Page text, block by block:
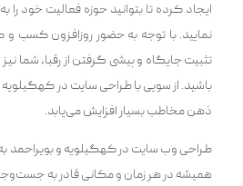
ایجاد کرده تا بتوانید حوزه فعالیت خود را
نمایید. با توجه به حضور روزافزون کسب و
تثبیت جایگاه و پیشی گرفتن از رقبا، شما
باشید. از سویی با طراحی سایت در کهگیلویه
ذهن مخاطب بسیار افزایش می‌یابد.
طراحی وب سایت در کهگیلویه و بویراحمد
همیشه در هر زمان و مکانی قادر به